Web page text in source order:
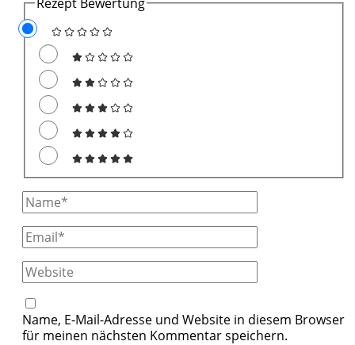
Full
Name
Email
Website
Name, E-Mail-Adresse und Website in diesem Browser
für meinen nächsten Kommentar speichern.